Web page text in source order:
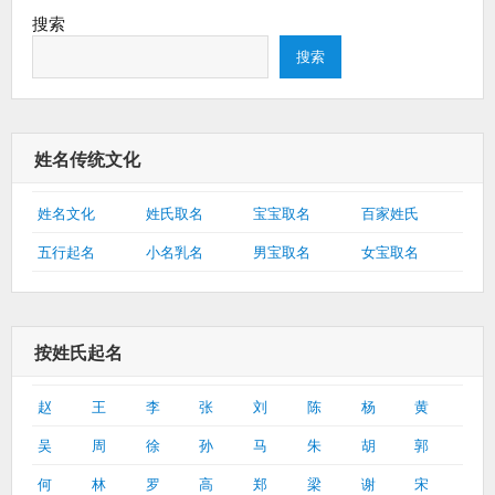
搜索
搜索
姓名传统文化
姓名文化 姓氏取名 宝宝取名
百家姓氏
五行起名
小名乳名 男宝取名 女宝取名
按姓氏起名
赵 王 李 张 刘 陈 杨
黄
吴
周 徐 孙 马 朱 胡
郭
何
林 罗 高 郑 梁 谢
宋